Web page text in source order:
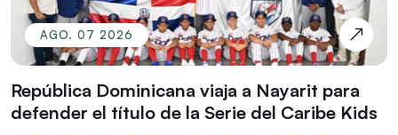
AGO. 07 2026
República Dominicana viaja a Nayarit para
defender el título de la Serie del Caribe Kids